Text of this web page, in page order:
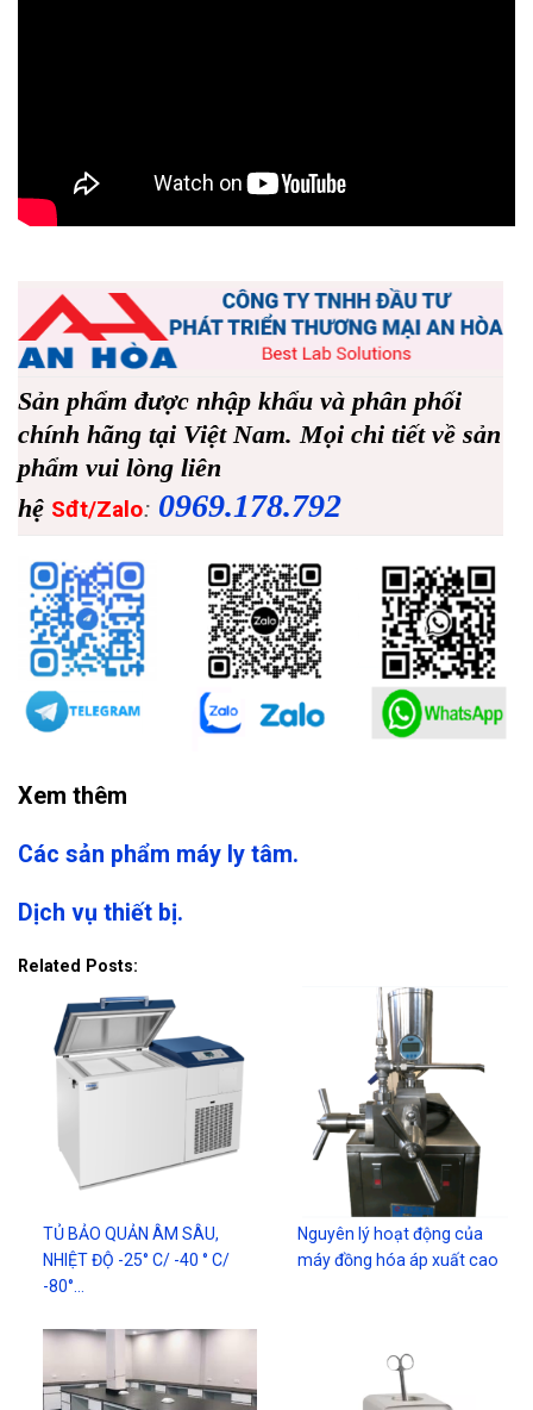
Sản phẩm được nhập khẩu và phân phối
chính hãng tại Việt Nam. Mọi chi tiết về sản
phẩm vui lòng liên
hệ Sđt/Zalo: 0969.178.792
Xem thêm
Các sản phẩm máy ly tâm.
Dịch vụ thiết bị.
Related Posts:
TỦ BẢO QUẢN ÂM SÂU,
NHIỆT ĐỘ -25° C/ -40 ° C/
-80°…
Nguyên lý hoạt động của
máy đồng hóa áp xuất cao